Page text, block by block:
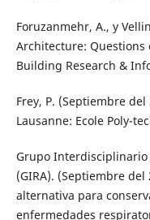
Foruzanmehr, A., y
Architecture: Questions
Building Research &
Frey, P. (Septiembre
Lausanne: Ecole Poly-
Grupo Interdisciplinario
(GIRA). (Septiembre
alternativa para
enfermedades